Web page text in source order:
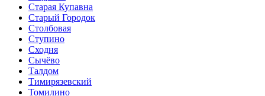
Старая Купавна
Старый Городок
Столбовая
Ступино
Сходня
Сычёво
Талдом
Тимирязевский
Томилино